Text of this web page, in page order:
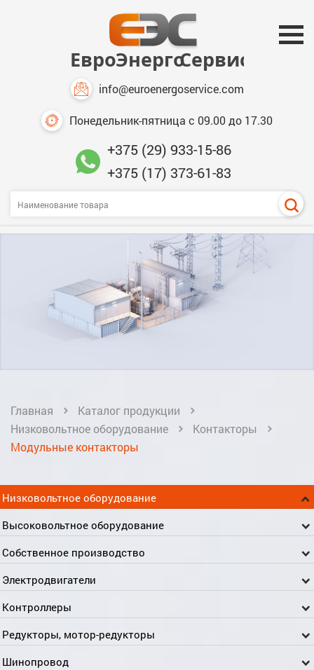
info@euroenergoservice.com
Понедельник-пятница с 09.00 до 17.30
+375 (29) 933-15-86
+375 (17) 373-61-83
Главная
Каталог продукции
Низковольтное оборудование
Контакторы
Модульные контакторы
Низковольтное оборудование
Высоковольтное оборудование
Собственное производство
Электродвигатели
Контроллеры
Редукторы, мотор-редукторы
Шинопровод